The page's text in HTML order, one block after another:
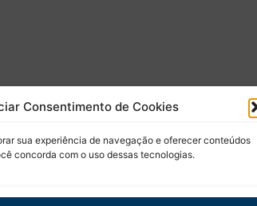
Consentimento de Cookies
sua experiência de navegação e oferecer conteúdos
concorda com o uso dessas tecnologias.
SOBRE NÓS
Desde
sobre o